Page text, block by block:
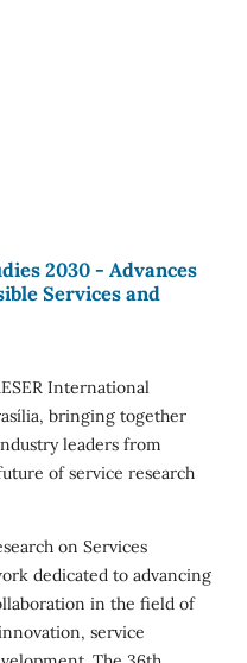
2030 - Advances
Services and
International
bringing together
leaders from
of service research
on Services
dedicated to advancing
in the field of
service